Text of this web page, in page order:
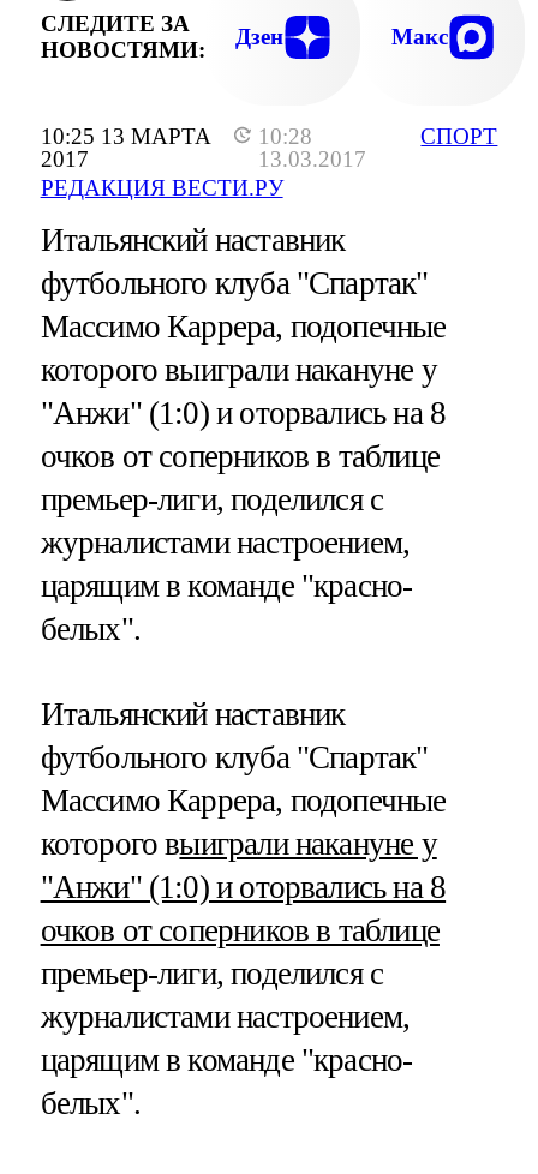
10:25 13 МАРТА
2017
10:28
13.03.2017
РЕДАКЦИЯ ВЕСТИ.РУ
СПОРТ
СЛЕДИТЕ ЗА
НОВОСТЯМИ:
Дзен Макс
Итальянский наставник
футбольного клуба "Спартак"
Массимо Каррера, подопечные
которого выиграли накануне у
"Анжи" (1:0) и оторвались на 8
очков от соперников в таблице
премьер-лиги, поделился с
журналистами настроением,
царящим в команде "красно-
белых".
Итальянский наставник
футбольного клуба "Спартак"
Массимо Каррера, подопечные
которого выиграли накануне у
"Анжи" (1:0) и оторвались на 8
очков от соперников в таблице
премьер-лиги, поделился с
журналистами настроением,
царящим в команде "красно-
белых".